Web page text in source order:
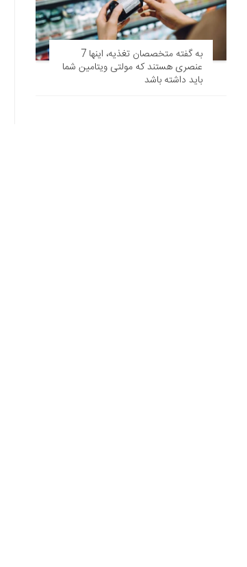
به گفته متخصصان تغذیه، اینها 7
عنصری هستند که مولتی ویتامین شما
باید داشته باشد